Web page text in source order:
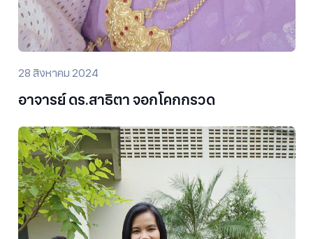
28 สิงหาคม 2024
อาจารย์ ดร.สาธิตา จอกโคกกรวด